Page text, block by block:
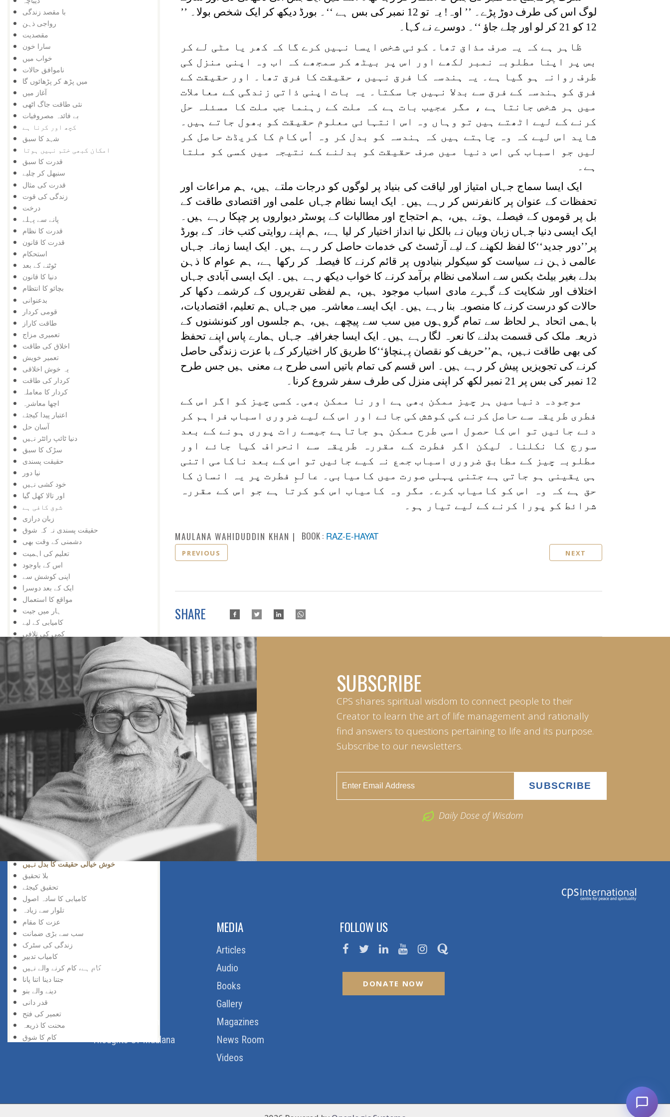
با مقصد زندگی
رواجی ذہن
مقصدیت
سارا خون
خواب میں
ناموافق حالات
میں پڑھ کر پڑھائوں گا
آغاز میں
نئی طاقت جاگ اٹھی
بے فائدہ مصروفیات
کچھ اور کرنا ہے
شہد کا سبق
امکان کبھی ختم نہیں ہوتا
قدرت کا سبق
سنبھل کر چلیے
قدرت کی مثال
زندگی کی قوت
درخت
پانے سے پہلے
قدرت کا نظام
قدرت کا قانون
استحکام
ٹوٹنے کے بعد
دنیا کا قانون
بچائو کا انتظام
بدعنوانی
قومی کردار
طاقت کاراز
تعمیری مزاج
اخلاق کی طاقت
تعمیر خویش
یہ خوش اخلاقی
کردار کی طاقت
کردار کا معاملہ
اچھا معاشرہ
اعتبار پیدا کیجئے
آسان حل
دنیا ٹائپ رائٹر نہیں
سڑک کا سبق
حقیقت پسندی
نیا دور
خود کشی نہیں
اور تالا کھل گیا
شوق کافی ہے
زبان درازی
حقیقت پسندی نہ کہ شوق
دشمنی کے وقت بھی
تعلیم کی اہمیت
اس کے باوجود
اپنی کوشش سے
ایک کے بعد دوسرا
مواقع کا استعمال
ہار میں جیت
کامیابی کے لیے
کمی کی تلافی
تم غریب نہیں ، دولت مند ہو
کمزوری نعمت ثابت ہوئی
سڑک بند ہے
افسوس نہ کیجئے
ناکامی زینہ بن گئی
کوئی چیز مشکل نہیں
جواب کا صحیح طریقہ
لچک بھی ضروری ہے
مشتعل نہ ہو
محفوظ سفر
الٹی چھلانگ
سب سے زیادہ خطرناک
بے معنی اچھل کود
خود جانناپڑتا ہے
جدید نسل
خوش خیالی حقیقت کا بدل نہیں
بلا تحقیق
تحقیق کیجئے
کامیابی کا سادہ اصول
تلوار سے زیادہ
عزت کا مقام
سب سے بڑی ضمانت
زندگی کی سٹرک
کامیاب تدبیر
کام ہے، کام کرنے والے نہیں
جتنا دینا اتنا پانا
دینے والے بنو
قدر دانی
تعمیر کی فتح
محنت کا ذریعہ
کام کا شوق
بڑی کامیابی
لوگ اس کی طرف دوڑ پڑے۔ ’’ اوہ! یہ تو 12 نمبر کی بس ہے ‘‘۔ بورڈ دیکھ کر ایک شخص بولا۔ ’’
12 کو 21 کر لو اور چلے جاؤ ‘‘۔ دوسرے نے کہا۔
ظاہر ہے کہ یہ صرف مذاق تھا۔ کوئی شخص ایسا نہیں کرے گا کہ کھر یا مٹی لے کر
بس پر اپنا مطلوبہ نمبر لکھے اور اس پر بیٹھ کر سمجھے کہ اب وہ اپنی منزل کی
طرف روانہ ہو گیا ہے۔ یہ ہندسہ کا فرق نہیں ، حقیقت کا فرق تھا۔ اور حقیقت کے
فرق کو ہندسہ کے فرق سے بدلا نہیں جا سکتا۔ یہ بات اپنی ذاتی زندگی کے معاملات
میں ہر شخص جانتا ہے ، مگر عجیب بات ہے کہ ملت کے رہنما جب ملت کا مسئلہ حل
کرنے کے لیے اٹھتے ہیں تو وہاں وہ اس انتہائی معلوم حقیقت کو بھول جاتے ہیں۔
شاید اس لیے کہ وہ چاہتے ہیں کہ ہندسہ کو بدل کر وہ اُس کام کا کریڈٹ حاصل کر
لیں جو اسباب کی اس دنیا میں صرف حقیقت کو بدلنے کے نتیجہ میں کسی کو ملتا
ہے۔
ایک ایسا سماج جہاں امتیاز اور لیاقت کی بنیاد پر لوگوں کو درجات ملتے ہیں، ہم مراعات اور
تحفظات کے عنوان پر کانفرنس کر رہے ہیں۔ ایک ایسا نظام جہاں علمی اور اقتصادی طاقت کے
بل پر قوموں کے فیصلے ہوتے ہیں، ہم احتجاج اور مطالبات کے پوسٹر دیواروں پر چپکا رہے ہیں۔
ایک ایسی دنیا جہاں زبان وبیان نے بالکل نیا انداز اختیار کر لیا ہے، ہم اپنے روایتی کتب خانہ کے بورڈ
پر’’دور جدید‘‘کا لفظ لکھنے کے لیے آرٹسٹ کی خدمات حاصل کر رہے ہیں۔ ایک ایسا زمانہ جہاں
عالمی ذہن نے سیاست کو سیکولر بنیادوں پر قائم کرنے کا فیصلہ کر رکھا ہے، ہم عوام کا ذہن
بدلے بغیر بیلٹ بکس سے اسلامی نظام برآمد کرنے کا خواب دیکھ رہے ہیں۔ ایک ایسی آبادی جہاں
اختلاف اور شکایت کے گہرے مادی اسباب موجود ہیں، ہم لفظی تقریروں کے کرشمے دکھا کر
حالات کو درست کرنے کا منصوبہ بنا رہے ہیں۔ ایک ایسے معاشرہ میں جہاں ہم تعلیم، اقتصادیات،
باہمی اتحاد ہر لحاظ سے تمام گروہوں میں سب سے پیچھے ہیں، ہم جلسوں اور کنونشنوں کے
ذریعہ ملک کی قسمت بدلنے کا نعرہ لگا رہے ہیں۔ ایک ایسا جغرافیہ جہاں ہمارے پاس اپنے تحفظ
کی بھی طاقت نہیں، ہم’’حریف کو نقصان پہنچاؤ‘‘کا طریق کار اختیارکر کے با عزت زندگی حاصل
کرنے کی تجویزیں پیش کر رہے ہیں۔ اس قسم کی تمام باتیں اسی طرح بے معنی ہیں جس طرح
12 نمبر کی بس پر 21 نمبر لکھ کر اپنی منزل کی طرف سفر شروع کرنا۔
موجودہ دنیامیں ہر چیز ممکن بھی ہے اور نا ممکن بھی۔ کسی چیز کو اگر اس کے
فطری طریقہ سے حاصل کرنے کی کوشش کی جائے اور اس کے لیے ضروری اسباب فراہم کر
دئے جائیں تو اس کا حصول اسی طرح ممکن ہو جاتاہے جیسے رات پوری ہونے کے بعد
سورج کا نکلنا۔ لیکن اگر فطرت کے مقررہ طریقہ سے انحراف کیا جائے اور
مطلوبہ چیز کے مطابق ضروری اسباب جمع نہ کیے جائیں تو اس کے بعد ناکامی اتنی
ہی یقینی ہو جاتی ہے جتنی پہلی صورت میں کامیابی۔ عالمِ فطرت پر یہ انسان کا
حق ہے کہ وہ اس کو کامیاب کرے۔ مگر وہ کامیاب اس کو کرتا ہے جو اس کے مقررہ
شرائط کو پورا کرنے کے لیے تیار ہو۔
MAULANA WAHIDUDDIN KHAN BOOK : RAZ-E-HAYAT
PREVIOUS NEXT
SHARE
SUBSCRIBE
CPS shares spiritual wisdom to connect people to their
Creator to learn the art of life management and rationally
find answers to questions pertaining to life and its purpose.
Subscribe to our newsletters.
Daily Dose of Wisdom
About Us
Thoughts Of Maulana
MEDIA
Articles
Audio
Books
Gallery
Magazines
News Room
Videos
FOLLOW US
DONATE NOW